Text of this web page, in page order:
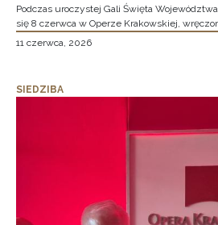
Podczas uroczystej Gali Święta
się 8 czerwca w Operze Krakowskiej,
11 czerwca, 2026
SIEDZIBA